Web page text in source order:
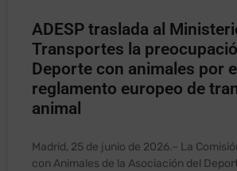
ADESP traslada al
Transportes la
Deporte con animales por
reglamento europeo de
animal
Madrid, 25 de junio de 2026.– La
con Animales de la Asociación del